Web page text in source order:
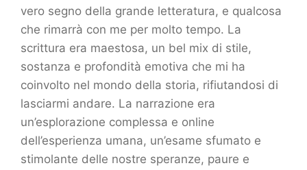
vero segno della grande letteratura, e qualcosa
che rimarrà con me per molto tempo. La
scrittura era maestosa, un bel mix di stile,
sostanza e profondità emotiva che mi ha
coinvolto nel mondo della storia, rifiutandosi di
lasciarmi andare. La narrazione era
un’esplorazione complessa e online
dell’esperienza umana, un’esame sfumato e
stimolante delle nostre speranze, paure e